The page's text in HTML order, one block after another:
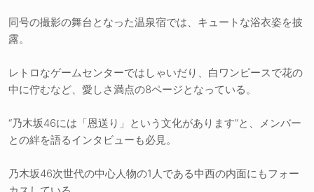
同号の撮影の舞台となった温泉宿では、キュートな浴衣姿を披
露。
レトロなゲームセンターではしゃいだり、白ワンピースで花の
中に佇むなど、愛しさ満点の8ページとなっている。
“乃木坂46には「恩送り」という文化があります”と、メンバー
との絆を語るインタビューも必見。
乃木坂46次世代の中心人物の1人である中西の内面にもフォー